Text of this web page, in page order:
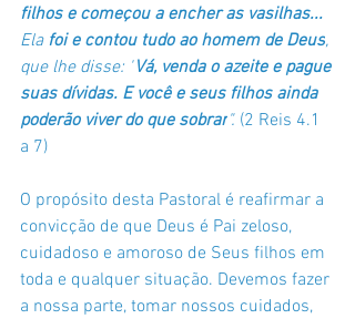
filhos e começou a encher as vasilhas...
Ela foi e contou tudo ao homem de Deus,
que lhe disse: "Vá, venda o azeite e pague
suas dívidas. E você e seus filhos ainda
poderão viver do que sobrar". (2 Reis 4.1
a 7)
O propósito desta Pastoral é reafirmar a
convicção de que Deus é Pai zeloso,
cuidadoso e amoroso de Seus filhos em
toda e qualquer situação. Devemos fazer
a nossa parte, tomar nossos cuidados,